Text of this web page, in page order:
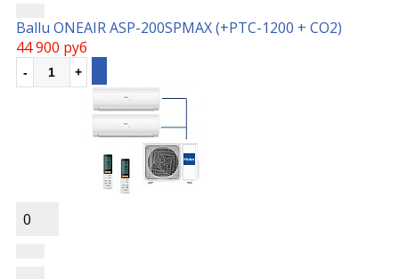
Ballu ONEAIR ASP-200SPMAX (+РТС-1200 + СО2)
44 900 руб
0